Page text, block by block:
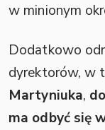
w minionym
Dodatkowo
dyrektorów, w
Martyniuka,
ma odbyć się